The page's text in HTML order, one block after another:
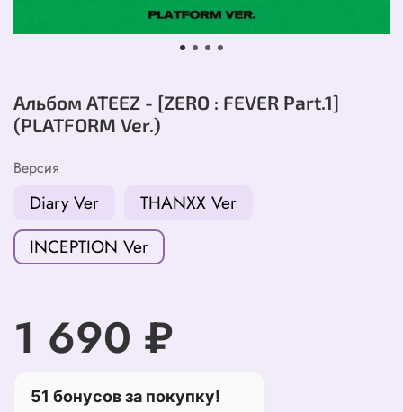
Альбом ATEEZ - [ZERO : FEVER Part.1]
(PLATFORM Ver.)
Версия
Diary Ver
THANXX Ver
INCEPTION Ver
1 690 ₽
51 бонусов за покупку!